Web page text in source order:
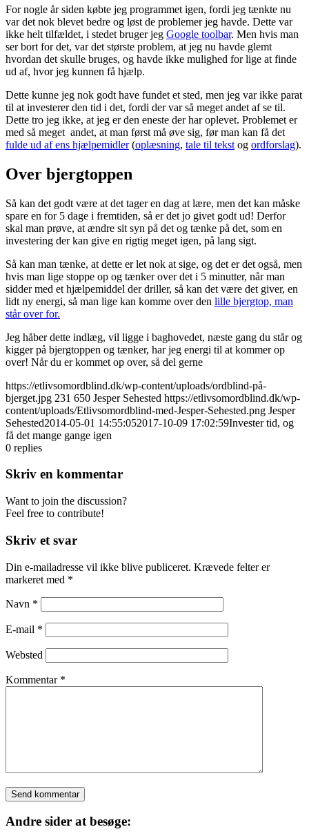
For nogle år siden købte jeg programmet igen, fordi jeg tænkte nu
var det nok blevet bedre og løst de problemer jeg havde. Dette var
ikke helt tilfældet, i stedet bruger jeg Google toolbar. Men hvis man
ser bort for det, var det største problem, at jeg nu havde glemt
hvordan det skulle bruges, og havde ikke mulighed for lige at finde
ud af, hvor jeg kunnen få hjælp.
Dette kunne jeg nok godt have fundet et sted, men jeg var ikke parat
til at investerer den tid i det, fordi der var så meget andet af se til.
Dette tro jeg ikke, at jeg er den eneste der har oplevet. Problemet er
med så meget andet, at man først må øve sig, før man kan få det
fulde ud af ens hjælpemidler(oplæsning, tale til tekst og ordforslag).
Over bjergtoppen
Så kan det godt være at det tager en dag at lære, men det kan måske
spare en for 5 dage i fremtiden, så er det jo givet godt ud! Derfor
skal man prøve, at ændre sit syn på det og tænke på det, som en
investering der kan give en rigtig meget igen, på lang sigt.
Så kan man tænke, at dette er let nok at sige, og det er det også, men
hvis man lige stoppe op og tænker over det i 5 minutter, når man
sidder med et hjælpemiddel der driller, så kan det være det giver, en
lidt ny energi, så man lige kan komme over den lille bjergtop, man
står over for.
Jeg håber dette indlæg, vil ligge i baghovedet, næste gang du står og
kigger på bjergtoppen og tænker, har jeg energi til at kommer op
over! Når du er kommet op over, så del gerne
https://etlivsomordblind.dk/wp-content/uploads/ordblind-på-
bjerget.jpg 231 650 Jesper Sehested https://etlivsomordblind.dk/wp-
content/uploads/Etlivsomordblind-med-Jesper-Sehested.png Jesper
Sehested2014-05-01 14:55:052017-10-09 17:02:59Invester tid, og
få det mange gange igen
0 replies
Skriv en kommentar
Want to join the discussion?
Feel free to contribute!
Skriv et svar
Din e-mailadresse vil ikke blive publiceret. Krævede felter er
markeret med *
Navn *
E-mail *
Websted
Kommentar *
Andre sider at besøge: